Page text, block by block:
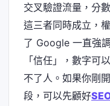
交叉驗證流量，分
這三者同時成立，
了 Google 一直強
「信任」，數字可
不了人。如果你剛
段，可以先顧好